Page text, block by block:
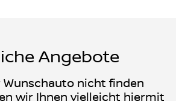
Angebote
Wunschauto nicht finden
wir Ihnen vielleicht hiermit